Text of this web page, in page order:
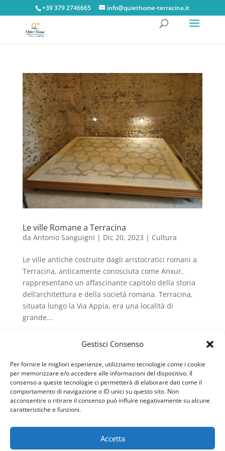
Gestisci Consenso
Per fornire le migliori esperienze, utilizziamo tecnologie come i cookie
per memorizzare e/o accedere alle informazioni del dispositivo. Il
consenso a queste tecnologie ci permetterà di elaborare dati come il
comportamento di navigazione o ID unici su questo sito. Non
acconsentire o ritirare il consenso può influire negativamente su alcune
caratteristiche e funzioni.
Accetta
+39 379 2746665 info@quiethome-terracina.it
Le ville Romane a Terracina
da Antonio Sanguigni | Dic 20, 2023 | Cultura
Le ville antiche costruite dagli aristocratici romani a
Terracina, anticamente conosciuta come Anxur,
rappresentano un affascinante capitolo della storia
dell’architettura e della società romana. Terracina,
situata lungo la Via Appia, era una località di
grande...
© 2026 Quiet Home Terracina Apartments · di Annarita
P. IVA IT03353100591 · Sede legale: Via Generale Armando
Diaz 7, 04019 Terracina (LT)